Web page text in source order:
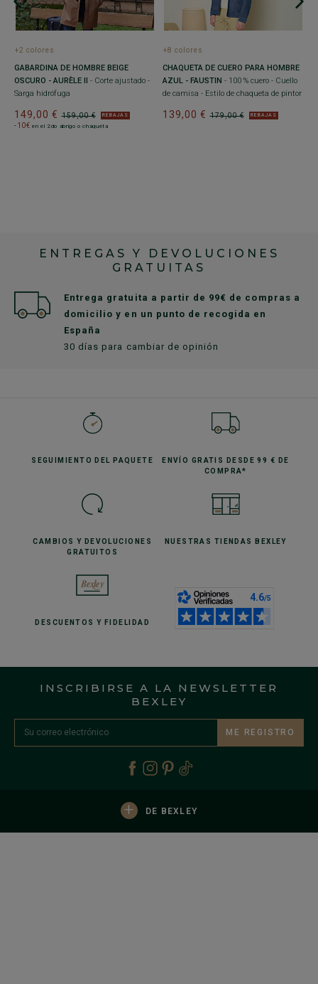
+2 colores
GABARDINA DE HOMBRE BEIGE
OSCURO - AURÈLE II
- Corte ajustado -
Sarga hidrófuga
159,00 €
149,00 € REBAJAS
-10€ en el 2do abrigo o chaqueta
+8 colores
CHAQUETA DE CUERO PARA HOMBRE
AZUL - FAUSTIN - 100 % cuero - Cuello
de camisa - Estilo de chaqueta de pintor
179,00 €
139,00 € REBAJAS
ENTREGAS Y DEVOLUCIONES
GRATUITAS
Entrega gratuita a partir de 99€ de compras a
domicilio y en un punto de recogida en
España
30 días para cambiar de opinión
SEGUIMIENTO DEL PAQUETE ENVÍO GRATIS
DESDE 99 € DE
COMPRA*
CAMBIOS Y DEVOLUCIONES
GRATUITOS
NUESTRAS TIENDAS BEXLEY
DESCUENTOSY FIDELIDAD
INSCRIBIRSE A LA NEWSLETTER
BEXLEY
ME REGISTRO
+ DE BEXLEY